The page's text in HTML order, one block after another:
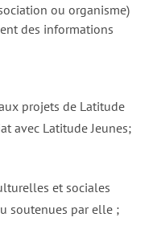
ou organisme)
des informations
projets de Latitude
avec Latitude Jeunes;
et sociales
soutenues par elle ;